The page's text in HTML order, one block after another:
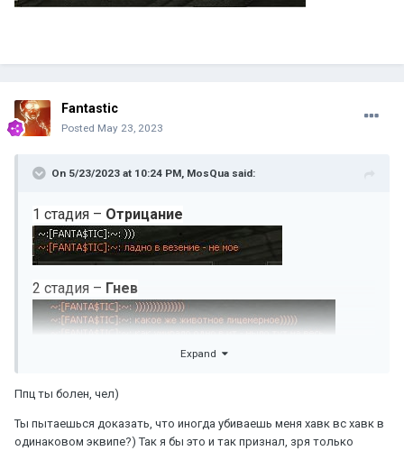
Fantastic
Posted May 23, 2023
On 5/23/2023 at 10:24 PM, MosQua said:
1 стадия – Отрицание
2 стадия – Гнев
Expand
Ппц ты болен, чел)
Ты пытаешься доказать, что иногда убиваешь меня хавк вс хавк в
одинаковом эквипе?) Так я бы это и так признал, зря только